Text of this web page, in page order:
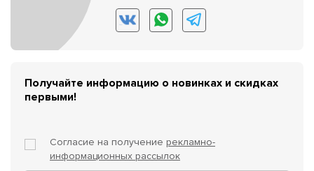
Получайте информацию о новинках и скидках
первыми!
Согласие на получение рекламно-
информационных рассылок